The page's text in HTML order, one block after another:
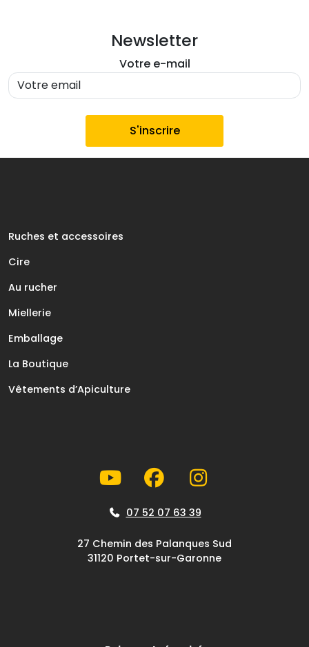
Newsletter
Votre e-mail
Ruches et accessoires
Cire
Au rucher
Miellerie
Emballage
La Boutique
Vêtements d’Apiculture
07 52 07 63 39
27 Chemin des Palanques Sud
31120 Portet-sur-Garonne